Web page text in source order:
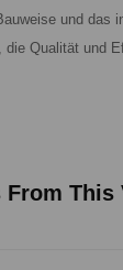
und das
die Qualität und
This